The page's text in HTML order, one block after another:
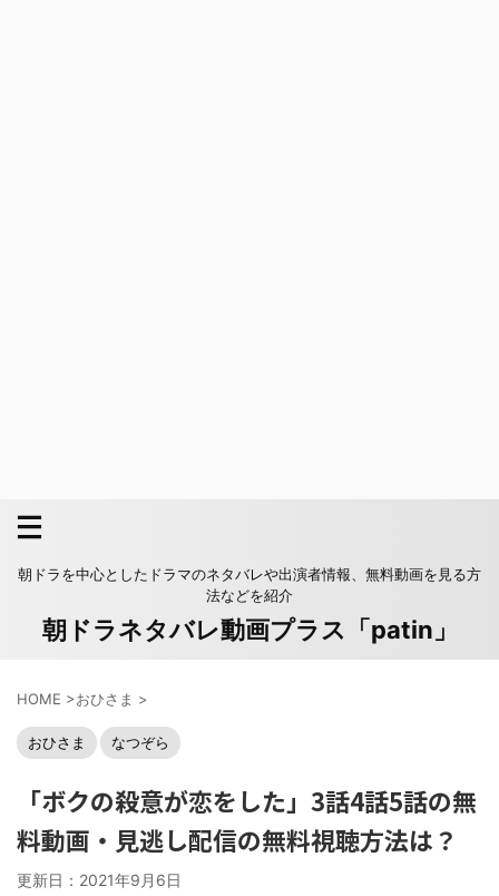
朝ドラを中心としたドラマのネタバレや出演者情報、無料動画を見る方
法などを紹介
朝ドラネタバレ動画プラス「patin」
HOME >おひさま >
おひさま なつぞら
「ボクの殺意が恋をした」3話4話5話の無
料動画・見逃し配信の無料視聴方法は？
更新日： 2021年9月6日